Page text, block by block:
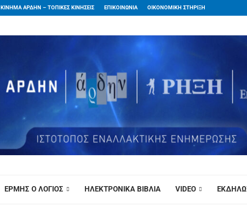
ΚΙΝΗΜΑ ΑΡΔΗΝ – ΤΟΠΙΚΕΣ ΚΙΝΗΣΕΙΣ ΕΠΙΚΟΙΝΩΝΙΑ ΟΙΚΟΝΟΜΙΚΗ ΣΤΗΡΙΞΗ
ΕΡΜΗΣ Ο ΛΟΓΙΟΣ ΗΛΕΚΤΡΟΝΙΚΑ ΒΙΒΛΙΑ VIDEO